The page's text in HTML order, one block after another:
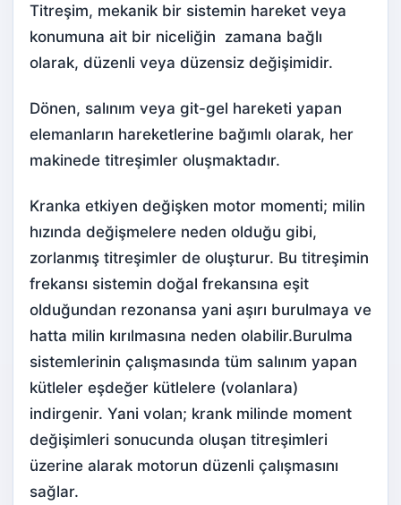
Titreşim, mekanik bir sistemin hareket veya
konumuna ait bir niceliğin zamana bağlı
olarak, düzenli veya düzensiz değişimidir.
Dönen, salınım veya git-gel hareketi yapan
elemanların hareketlerine bağımlı olarak, her
makinede titreşimler oluşmaktadır.
Kranka etkiyen değişken motor momenti; milin
hızında değişmelere neden olduğu gibi,
zorlanmış titreşimler de oluşturur. Bu titreşimin
frekansı sistemin doğal frekansına eşit
olduğundan rezonansa yani aşırı burulmaya ve
hatta milin kırılmasına neden olabilir.Burulma
sistemlerinin çalışmasında tüm salınım yapan
kütleler eşdeğer kütlelere (volanlara)
indirgenir. Yani volan; krank milinde moment
değişimleri sonucunda oluşan titreşimleri
üzerine alarak motorun düzenli çalışmasını
sağlar.